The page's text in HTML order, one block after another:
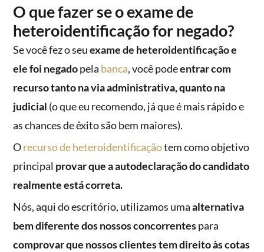
O que fazer se o exame de
heteroidentificação for negado?
Se você fez o seuexame de heteroidentificação e
ele foi negadopela banca, você podeentrar com
recurso tanto na via administrativa, quanto na
judicial (o que eu recomendo, já que é mais rápido e
as chances de êxito são bem maiores).
Orecurso de heteroidentificaçãotem como objetivo
principal provar que a autodeclaração do candidato
realmente está correta.
Nós, aqui do escritório, utilizamos umaalternativa
bem diferente dos nossos concorrentespara
comprovar que nossos clientes tem direito às cotas